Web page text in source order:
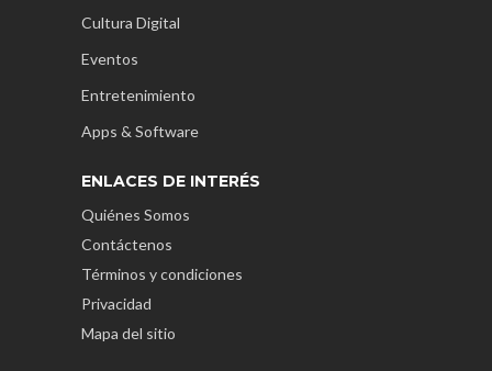
Cultura Digital
Eventos
Entretenimiento
Apps & Software
ENLACES DE INTERÉS
Quiénes Somos
Contáctenos
Términos y condiciones
Privacidad
Mapa del sitio